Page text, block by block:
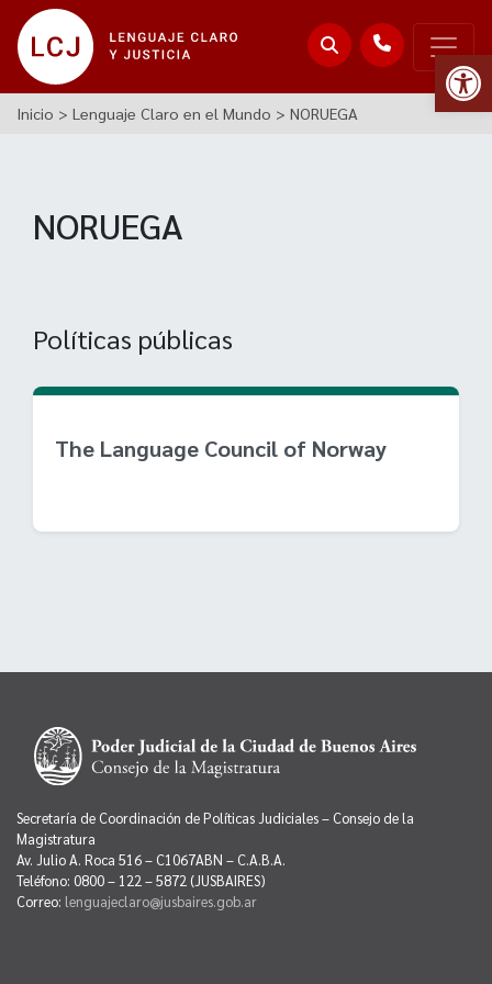
Inicio > Lenguaje Claro en el Mundo > NORUEGA
NORUEGA
Políticas públicas
The Language Council of Norway
Secretaría de Coordinación de Políticas Judiciales – Consejo de la
Magistratura
Av. Julio A. Roca 516 – C1067ABN – C.A.B.A.
Teléfono: 0800 – 122 – 5872 (JUSBAIRES)
Correo: lenguajeclaro@jusbaires.gob.ar